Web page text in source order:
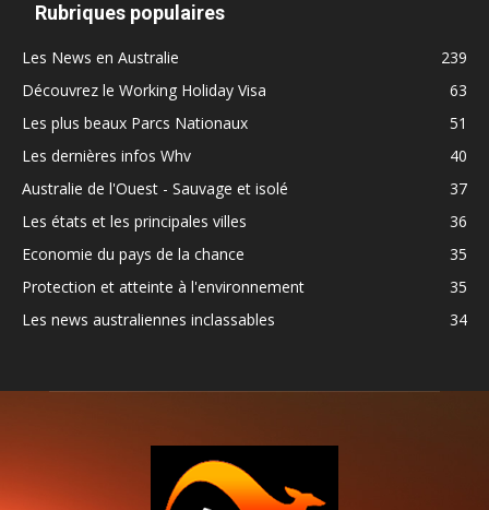
Rubriques populaires
Les News en Australie
239
Découvrez le Working Holiday Visa
63
Les plus beaux Parcs Nationaux
51
Les dernières infos Whv
40
Australie de l'Ouest - Sauvage et isolé
37
Les états et les principales villes
36
Economie du pays de la chance
35
Protection et atteinte à l'environnement
35
Les news australiennes inclassables
34